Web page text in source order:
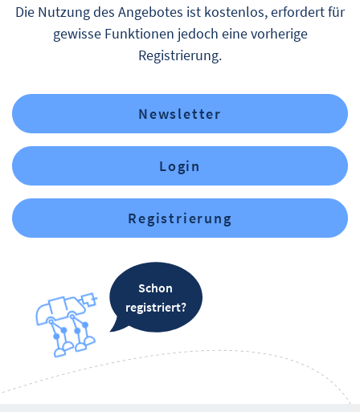
Die Nutzung des Angebotes ist kostenlos, erfordert für
gewisse Funktionen jedoch eine vorherige
Registrierung.
Newsletter
Login
Registrierung
Schon
registriert?